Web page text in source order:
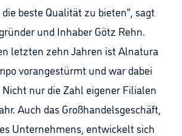
beste Qualität zu bieten“, sagt
und Inhaber Götz Rehn.
letzten zehn Jahren ist Alnatura
vorangestürmt und war dabei
nur die Zahl eigener Filialen
Auch das Großhandelsgeschäft,
Unternehmens, entwickelt sich